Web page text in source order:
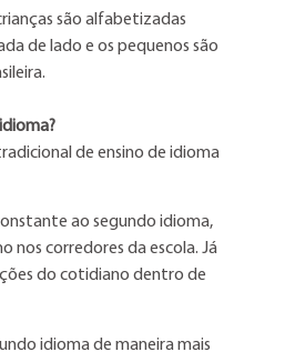
são alfabetizadas
de lado e os pequenos são
de ensino de idioma
ao segundo idioma,
nos corredores da escola. Já
do cotidiano dentro de
idioma de maneira mais